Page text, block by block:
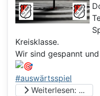
Kreisklasse.
Wir sind gespannt
#auswärtsspiel
Weiterlesen: ...